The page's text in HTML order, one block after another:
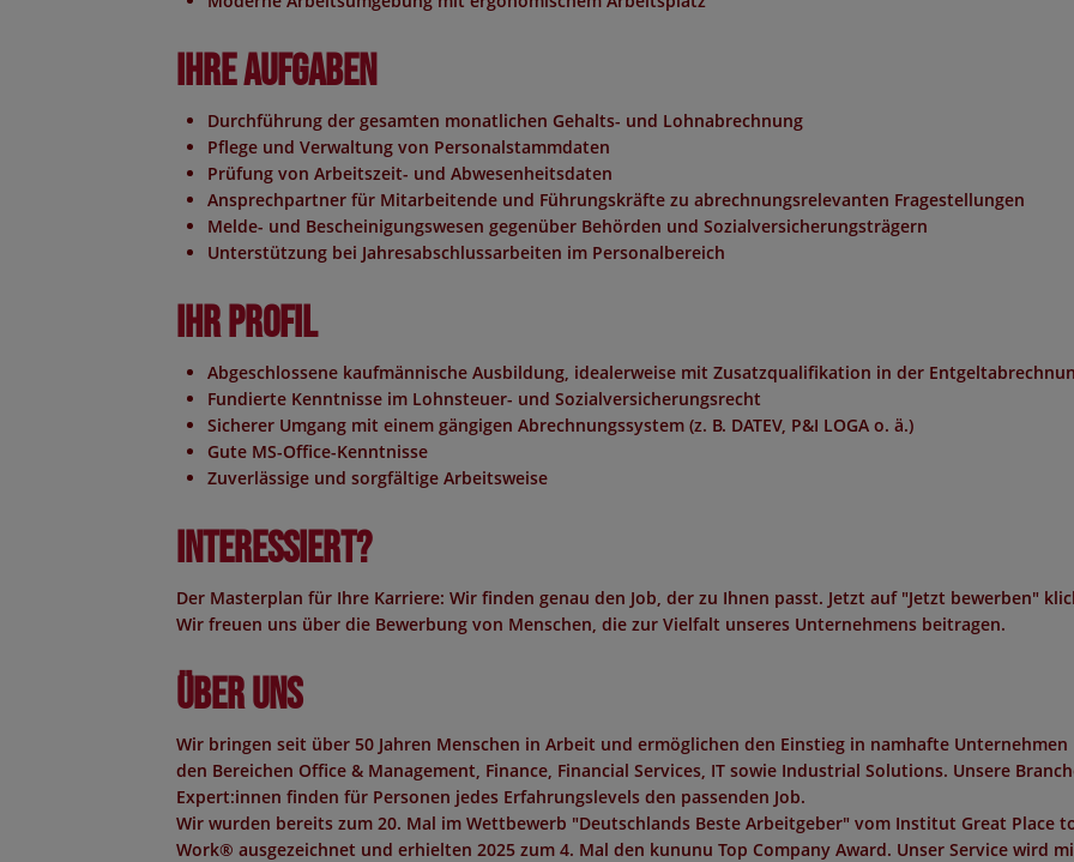
Ihre Aufgaben
Durchführung der gesamten monatlichen Gehalts- und Lohnabrechnung
Pflege und Verwaltung von Personalstammdaten
Prüfung von Arbeitszeit- und Abwesenheitsdaten
Ansprechpartner für Mitarbeitende und Führungskräfte zu abrechnungsrelevanten Fragestellungen
Melde- und Bescheinigungswesen gegenüber Behörden und Sozialversicherungsträgern
Unterstützung bei Jahresabschlussarbeiten im Personalbereich
Ihr Profil
Abgeschlossene kaufmännische Ausbildung, idealerweise mit Zusatzqualifikation in der
Fundierte Kenntnisse im Lohnsteuer- und Sozialversicherungsrecht
Sicherer Umgang mit einem gängigen Abrechnungssystem (z. B. DATEV, P&I LOGA o. ä.)
Gute MS-Office-Kenntnisse
Zuverlässige und sorgfältige Arbeitsweise
Interessiert?
Der Masterplan für Ihre Karriere: Wir finden genau den Job, der zu Ihnen passt. Jetzt auf "Jetzt bewerben"
Wir freuen uns über die Bewerbung von Menschen, die zur Vielfalt unseres Unternehmens beitragen.
Über uns
Wir bringen seit über 50 Jahren Menschen in Arbeit und ermöglichen den Einstieg in namhafte Unternehmen
den Bereichen Office & Management, Finance, Financial Services, IT sowie Industrial Solutions. Unsere
Expert:innen finden für Personen jedes Erfahrungslevels den passenden Job.
Wir wurden bereits zum 20. Mal im Wettbewerb "Deutschlands Beste Arbeitgeber" vom Institut Great Place
Work® ausgezeichnet und erhielten 2025 zum 4. Mal den kununu Top Company Award. Unser Service wird